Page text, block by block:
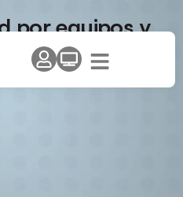
por equipos y